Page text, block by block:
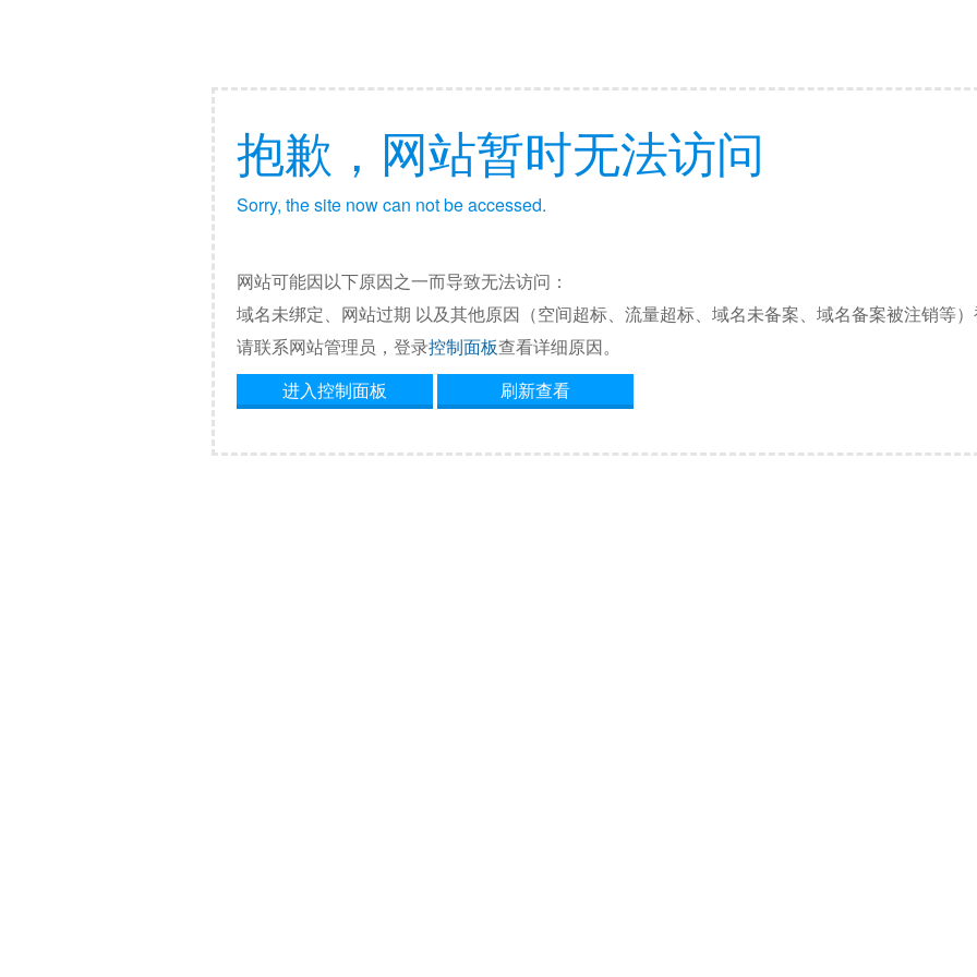
抱歉，网站暂时无法访问
Sorry, the site now can not be accessed.
网站可能因以下原因之一而导致无法访问：
域名未绑定、网站过期 以及其他原因（空间超标、流量超标、域名未备案、域名备案被注销等）
请联系网站管理员，登录控制面板查看详细原因。
进入控制面板
刷新查看